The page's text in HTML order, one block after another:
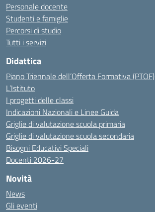
Personale docente
Studenti e famiglie
Percorsi di studio
Tutti i servizi
Didattica
Piano Triennale dell’Offerta Formativa (PTOF)
L’Istituto
I progetti delle classi
Indicazioni Nazionali e Linee Guida
Griglie di valutazione scuola primaria
Griglie di valutazione scuola secondaria
Bisogni Educativi Speciali
Docenti 2026-27
Novità
News
Gli eventi